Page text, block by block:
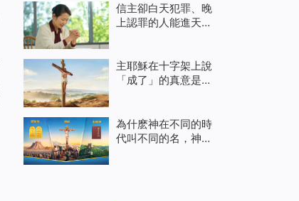
信主卻白天犯罪、晚
上認罪的人能進天國
主耶穌在十字架上說
「成了」的真意是什
為什麽神在不同的時
代叫不同的名，神名